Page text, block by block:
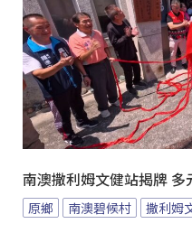
南澳撒利姆文健站揭牌 多
原鄉 南澳碧候村 撒利姆